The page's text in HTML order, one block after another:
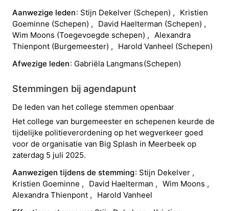
Aanwezige leden Stijn Dekelver (Schepen)
Kristien
Goeminne (Schepen) David Haelterman (Schepen)
Wim Moons (Toegevoegde schepen)
Alexandra
Thienpont (Burgemeester) Harold Vanheel (Schepen)
Afwezige leden Gabriëla Langmans(Schepen)
Stemmingen bij agendapunt
De leden van het college stemmen openbaar
Het college van burgemeester en schepenen keurde de
tijdelijke politieverordening op het wegverkeer goed
voor de organisatie van Big Splash in Meerbeek op
zaterdag 5 juli 2025.
Aanwezigen tijdens de stemming Stijn Dekelver
Kristien Goeminne David Haelterman Wim Moons
Alexandra Thienpont Harold Vanheel